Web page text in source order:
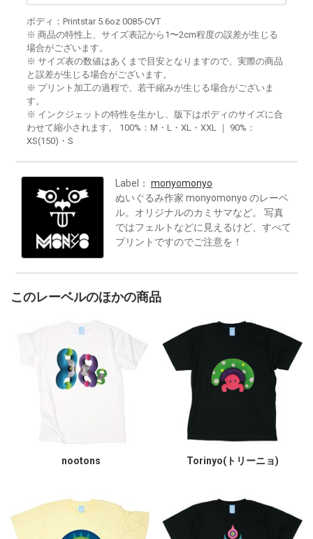
ボディ：Printstar 5.6oz 0085-CVT
※ 商品の特性上、サイズ表記から1〜2cm程度の誤差が生じる
場合がございます。
※ サイズ表の数値はあくまで目安となりますので、実際の商品
と誤差が生じる場合がございます。
※ プリント加工の過程で、若干縮みが生じる場合がございま
す。
※ インクジェットの特性を生かし、版下はボディのサイズに合
わせて縮小されます。 100%：M・L・XL・XXL ｜ 90%：
XS(150)・S
Label： monyomonyo
ぬいぐるみ作家 monyomonyo のレーベ
ル。オリジナルのカミサマなど。 写真
ではフェルトなどに見えるけど、すべて
プリントですのでご注意を！
このレーベルのほかの商品
nootons Torinyo(トリーニョ)